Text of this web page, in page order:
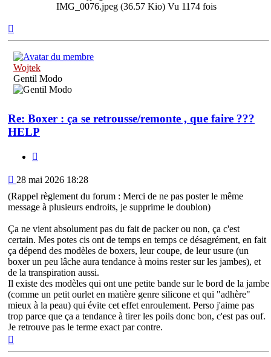
IMG_0076.jpeg (36.57 Kio) Vu 1174 fois
Wojtek
Gentil Modo
Re: Boxer : ça se retrousse/remonte , que faire ???
HELP
Message
28 mai 2026 18:28
(Rappel règlement du forum : Merci de ne pas poster le même
message à plusieurs endroits, je supprime le doublon)
Ça ne vient absolument pas du fait de packer ou non, ça c'est
certain. Mes potes cis ont de temps en temps ce désagrément, en fait
ça dépend des modèles de boxers, leur coupe, de leur usure (un
boxer un peu lâche aura tendance à moins rester sur les jambes), et
de la transpiration aussi.
Il existe des modèles qui ont une petite bande sur le bord de la jambe
(comme un petit ourlet en matière genre silicone et qui "adhère"
mieux à la peau) qui évite cet effet enroulement. Perso j'aime pas
trop parce que ça a tendance à tirer les poils donc bon, c'est pas ouf.
Je retrouve pas le terme exact par contre.